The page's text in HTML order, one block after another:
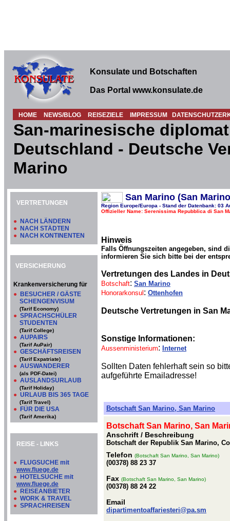
Konsulate und Botschaften
Das Portal www.konsulate.de
HOME NEWS/BLOG REISEZIELE IMPRESSUM
San-marinesische
Deutschland - Deutsche
Marino
VERTRETUNGEN
● NACH LÄNDERN
● NACH STÄDTEN
● NACH KONTINENTEN
VERSICHERUNG
Krankenversicherung für
● BESUCHER / GÄSTE
SCHENGENVISUM
(Tarif Economy)
● SPRACHSCHÜLER
STUDENTEN
(Tarif College)
● AUPAIRS
(Tarif AuPair)
● GESCHÄFTSREISEN
(Tarif Expatriate)
● AUSWANDERER
(als PDF-Datei)
● AUSLANDSURLAUB
(Tarif Holiday)
● URLAUB BIS 365 TAGE
(Tarif Travel)
● FÜR DIE USA
(Tarif Amerika)
REISE - LINKS
● FLUGSUCHE mit
www.fluege.de
● HOTELSUCHE mit
www.fluege.de
● REISEANBIETER
● WORK & TRAVEL
● SPRACHREISEN
San Marino (San
Region Europe/Europa - Stand der Datenbank: 03
Offizieller Name: Serenissima Repubblica di San
Hinweis
Falls Öffnungszeiten angegeben, sind
informieren Sie sich bitte bei der
Vertretungen des Landes in
Botschaft: San Marino
Honorarkonsul : Ottenhofen
Deutsche Vertretungen in San
Sonstige Informationen:
Aussenministerium: Internet
Sollten Daten fehlerhaft sein so
aufgeführte Emailadresse!
Botschaft San Marino, San Marino
Botschaft San Marino, San
Anschrift / Beschreibung
Botschaft der Republik San Marino,
Telefon (Botschaft San Marino, San Marino)
(00378) 88 23 37
Fax (Botschaft San Marino, San Marino)
(00378) 88 24 22
Email
dipartimentoaffariesteri@pa.sm